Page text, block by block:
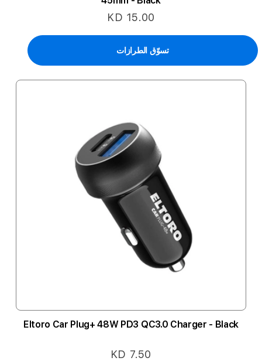
KD 15.00
تسوّق الطرازات
Eltoro Car Plug+ 48W PD3 QC3.0 Charger - Black
KD 7.50